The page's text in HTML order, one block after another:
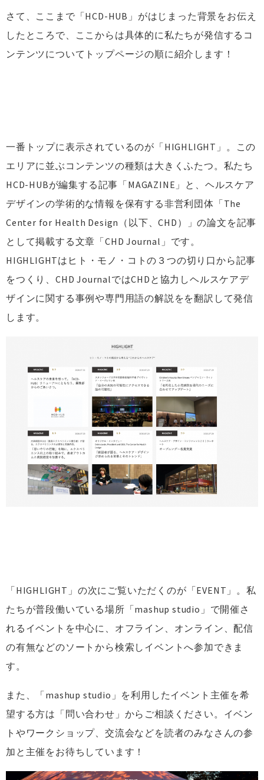
さて、ここまで「HCD-HUB」がはじまった背景をお伝え
したところで、ここからは具体的に私たちが発信するコ
ンテンツについてトップページの順に紹介します！
一番トップに表示されているのが「HIGHLIGHT」。この
エリアに並ぶコンテンツの種類は大きくふたつ。私たち
HCD-HUBが編集する記事「MAGAZINE」と、ヘルスケア
デザインの学術的な情報を保有する非営利団体「The
Center for Health Design（以下、CHD）」の論文を記事
として掲載する文章「CHD Journal」です。
HIGHLIGHTはヒト・モノ・コトの３つの切り口から記事
をつくり、CHD JournalではCHDと協力しヘルスケアデ
ザインに関する事例や専門用語の解説をを翻訳して発信
します。
「HIGHLIGHT」の次にご覧いただくのが「EVENT」。私
たちが普段働いている場所「mashup studio」で開催さ
れるイベントを中心に、オフライン、オンライン、配信
の有無などのソートから検索しイベントへ参加できま
す。
また、「mashup studio」を利用したイベント主催を希
望する方は「問い合わせ」からご相談ください。イベン
トやワークショップ、交流会などを読者のみなさんの参
加と主催をお待ちしています！